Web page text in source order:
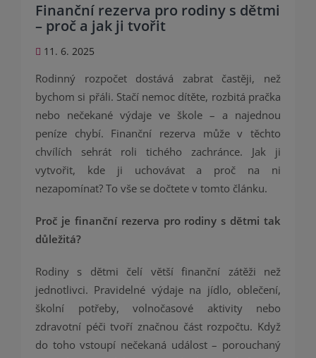
Finanční rezerva pro rodiny s dětmi
– proč a jak ji tvořit
11. 6. 2025
Rodinný rozpočet dostává zabrat častěji, než
bychom si přáli. Stačí nemoc dítěte, rozbitá pračka
nebo nečekané výdaje ve škole – a najednou
peníze chybí. Finanční rezerva může v těchto
chvílích sehrát roli tichého zachránce. Jak ji
vytvořit, kde ji uchovávat a proč na ni
nezapomínat? To vše se dočtete v tomto článku.
Proč je finanční rezerva pro rodiny s dětmi tak
důležitá?
Rodiny s dětmi čelí větší finanční zátěži než
jednotlivci. Pravidelné výdaje na jídlo, oblečení,
školní potřeby, volnočasové aktivity nebo
zdravotní péči tvoří značnou část rozpočtu. Když
do toho vstoupí nečekaná událost – porouchaný